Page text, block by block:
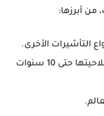
من أبرزها:
التأشيرات الأخرى.
✓ إمكانية الحصول على تأشيرة تمتد صلاحيتها حتى 10 سنوات